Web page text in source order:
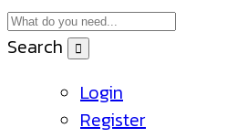
Search
Login
Register